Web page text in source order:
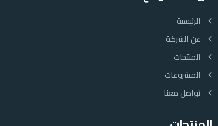
الرئيسية
عن الشركة
المنتجات
المشروعات
تواصل معنا